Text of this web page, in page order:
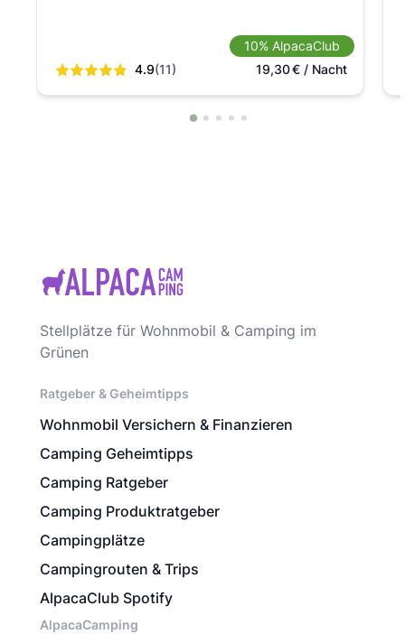
4.9(11)
10% AlpacaClub
19,30€/ Nacht
Stellplätze für Wohnmobil & Camping im
Grünen
Ratgeber & Geheimtipps
Wohnmobil Versichern & Finanzieren
Camping Geheimtipps
Camping Ratgeber
Camping Produktratgeber
Campingplätze
Campingrouten & Trips
AlpacaClub Spotify
AlpacaCamping